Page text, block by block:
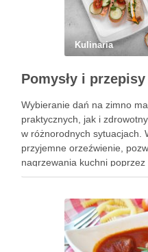
Kulinaria
Pomysły i
Wybieranie dań na zimno
praktycznych, jak i
w różnorodnych sytuacjach.
przyjemne orzeźwienie,
nagrzewania kuchni
To znacząco wpływa na